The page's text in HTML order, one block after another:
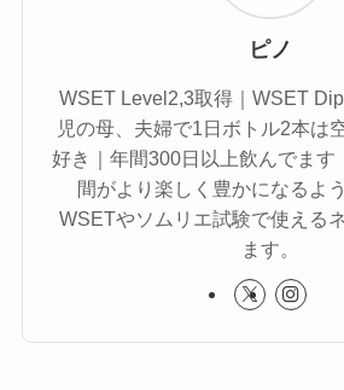
ピノ
WSET Level2,3取得｜WSET
児の母、夫婦で1日ボトル2本は
好き｜年間300日以上飲んでます
間がより楽しく豊かになるよ
WSETやソムリエ試験で使える
ます。